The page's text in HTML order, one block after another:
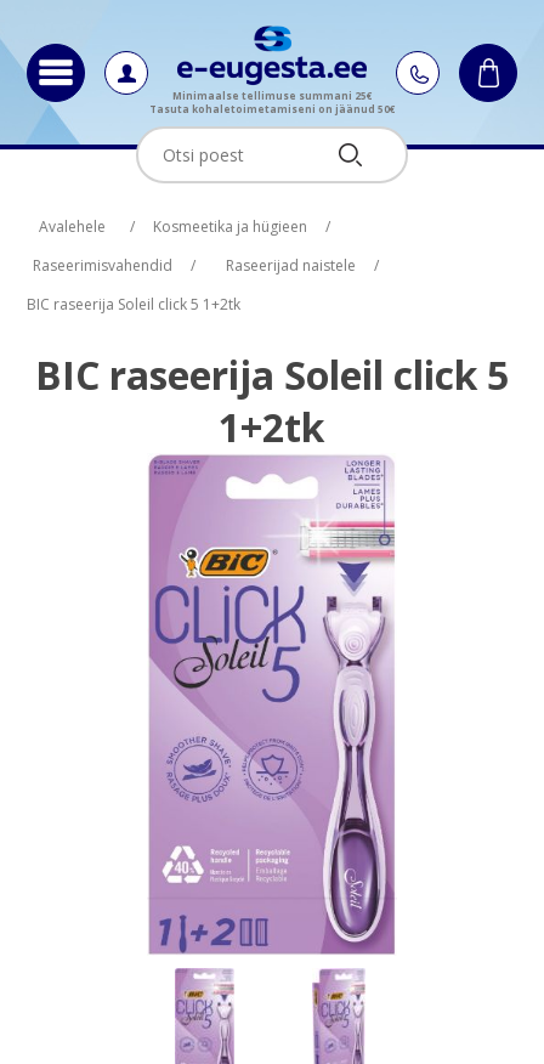
Minimaalse tellimuse summani 25€
Tasuta kohaletoimetamiseni on jäänud 50€
Avalehele / Kosmeetika ja hügieen
/
Raseerimisvahendid
/ Raseerijad naistele
/
BIC raseerija Soleil click 5 1+2tk
BIC raseerija Soleil click 5
1+2tk